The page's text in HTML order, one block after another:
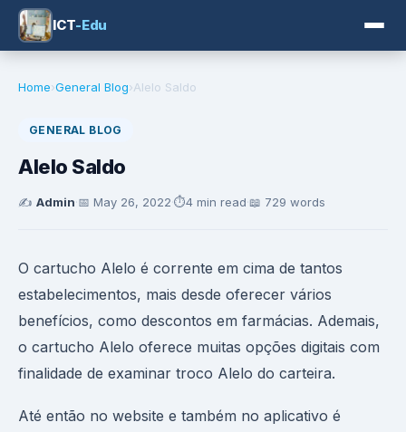
ICT-Edu
Home›General Blog›Alelo Saldo
GENERAL BLOG
Alelo Saldo
✍️ Admin·📅 May 26, 2022·⏱️4 min read·📖 729 words
O cartucho Alelo é corrente em cima de tantos
estabelecimentos, mais desde oferecer vários
benefícios, como descontos em farmácias. Ademais,
o cartucho Alelo oferece muitas opções digitais com
finalidade de examinar troco Alelo do carteira.
Até então no website e também no aplicativo é